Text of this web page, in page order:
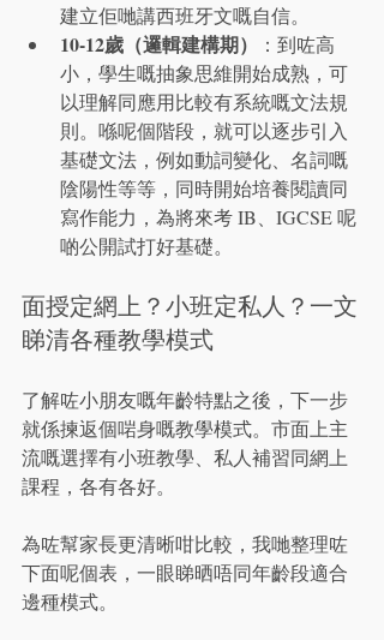
建立佢哋講西班牙文嘅自信。
10-12歲（邏輯建構期）
：到咗高
小，學生嘅抽象思維開始成熟，可
以理解同應用比較有系統嘅文法規
則。喺呢個階段，就可以逐步引入
基礎文法，例如動詞變化、名詞嘅
陰陽性等等，同時開始培養閱讀同
寫作能力，為將來考 IB、IGCSE 呢
啲公開試打好基礎。
面授定網上？小班定私人？一文
睇清各種教學模式
了解咗小朋友嘅年齡特點之後，下一步
就係揀返個啱身嘅教學模式。市面上主
流嘅選擇有小班教學、私人補習同網上
課程，各有各好。
為咗幫家長更清晰咁比較，我哋整理咗
下面呢個表，一眼睇晒唔同年齡段適合
邊種模式。